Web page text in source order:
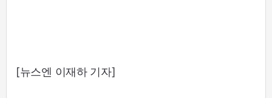
[뉴스엔 이재하 기자]